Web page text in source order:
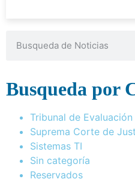
Busqueda por
Tribunal de Evaluación
Suprema Corte de
Sistemas TI
Sin categoría
Reservados